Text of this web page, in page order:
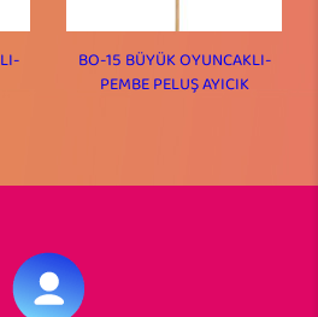
BO-15 BÜYÜK OYUNCAKLI-
PEMBE PELUŞ AYICIK